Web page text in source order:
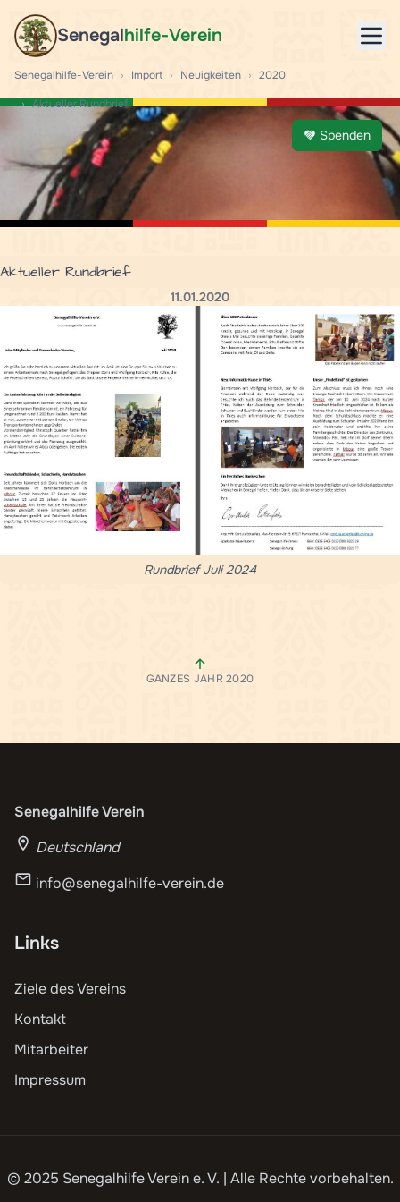
Senegalhilfe-Verein
Senegalhilfe-Verein › Import › Neuigkeiten › 2020
› Aktueller Rundbrief
Spenden
Aktueller Rundbrief
11.01.2020
Rundbrief Juli 2024
GANZES JAHR 2020
Senegalhilfe Verein
Deutschland
info@senegalhilfe-verein.de
Links
Ziele des Vereins
Kontakt
Mitarbeiter
Impressum
© 2025 Senegalhilfe Verein e. V. | Alle Rechte vorbehalten.